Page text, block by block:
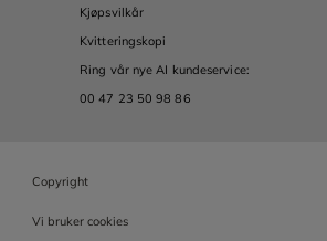
Kjøpsvilkår
Kvitteringskopi
Ring vår nye AI kundeservice:
00 47 23 50 98 86
Copyright
Vi bruker cookies